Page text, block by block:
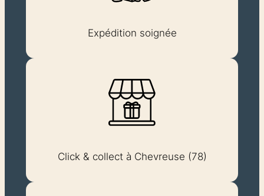
Expédition soignée
Click & collect à Chevreuse (78)